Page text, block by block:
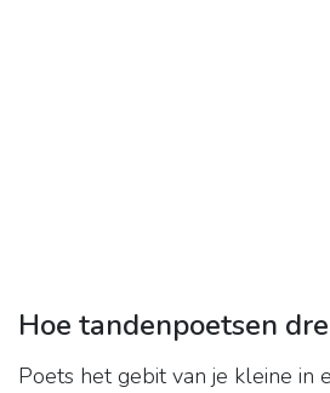
Hoe tandenpoetsen
Poets het gebit van je kleine in